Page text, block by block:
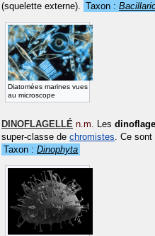
(squelette externe). Taxon :
Diatomées marines vues
au microscope
DINOFLAGELLÉ n.m. Les
super-classe de chromistes. Ce sont
Taxon : Dinophyta